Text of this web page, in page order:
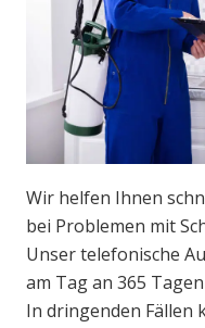
Wir helfen Ihnen
bei Problemen mit
Unser telefonische Auftragsannahme ist 24 Stunden
am Tag an 365 Tagen im Jahr
In dringenden Fällen